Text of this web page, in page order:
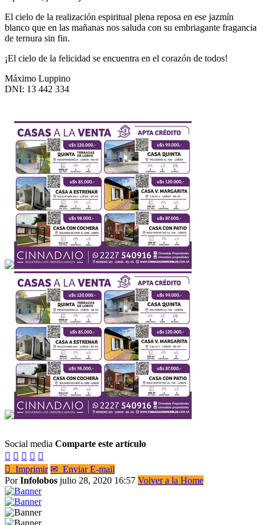
El cielo de la realización espiritual plena reposa en ese jazmín
blanco que en las mañanas nos saluda con su embriagante fragancia
de ternura sin fin.
¡El cielo de la felicidad se encuentra en el corazón de todos!
Máximo Luppino
DNI: 13 442 334
Social media Comparte este artículo
    
 Imprimir ✉ Enviar E-mail
PorInfolobos julio 28, 2020 16:57 Volver a la Home